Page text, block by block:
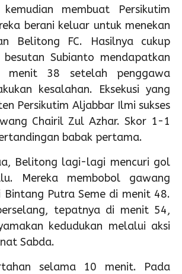
membuat Persikutim
berani keluar untuk menekan
Belitong FC. Hasilnya cukup
Subianto mendapatkan
menit 38 setelah penggawa
kesalahan. Eksekusi yang
Persikutim Aljabbar Ilmi sukses
Chairil Zul Azhar. Skor 1-1
babak pertama.
Belitong lagi-lagi mencuri gol
Mereka membobol gawang
Putra Seme di menit 48.
tepatnya di menit 54,
kedudukan melalui aksi
Sabda.
selama 10 menit. Pada